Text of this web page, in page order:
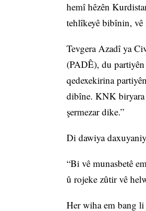
hemî hêzên
tehlîkeyê bibînin, vê
Tevgera Azadî ya
(PADÊ), du
qedexekirina
dibîne. KNK biryara
şermezar dike.”
Di dawiya
“Bi vê munasbetê
û rojeke zûtir vê
Her wiha em bang